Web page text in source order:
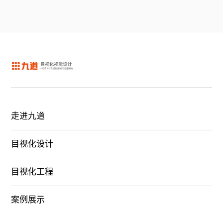
走进九道
目视化设计
目视化工程
案例展示